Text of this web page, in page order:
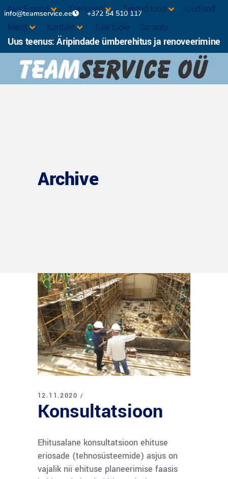
info@teamservice.ee +372 54 510 117
Ava E-pood Teenused Tehtud tööd
Uudised
Meist
Kontakt Tule tööle Garantii
Uus teenus: Äripindade ümberehitus ja renoveerimine
Archive
12.11.2020
Konsultatsioon
Ehitusalane konsultatsioon ehituse
eriosade (tehnosüsteemide) asjus on
vajalik nii ehituse planeerimise faasis